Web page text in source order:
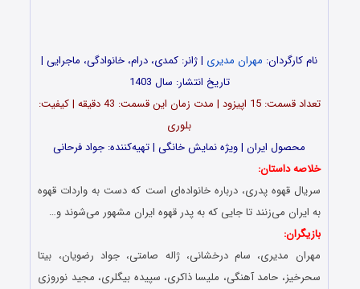
نام کارگردان: مهران مدیری | ژانر: کمدی، درام، خانوادگی، ماجرایی |
تاریخ انتشار: سال 1403
تعداد قسمت‌: 15 اپیزود | مدت زمان این قسمت: 43 دقیقه | کیفیت:
بلوری
محصول ایران | ویژه نمایش خانگی | تهیه‌کننده: جواد فرحانی
خلاصه داستان:
سریال قهوه پدری، درباره خانواده‌‌ای است که دست به واردات قهوه
به ایران می‌‌زنند تا جایی که به پدر قهوه ایران مشهور می‌‌شوند و…
بازیگران:
مهران مدیری، سام درخشانی، ژاله صامتی، جواد رضویان، بیتا
سحرخیز، حامد آهنگی، ملیسا ذاکری، سپیده بیگلری، مجید نوروزی